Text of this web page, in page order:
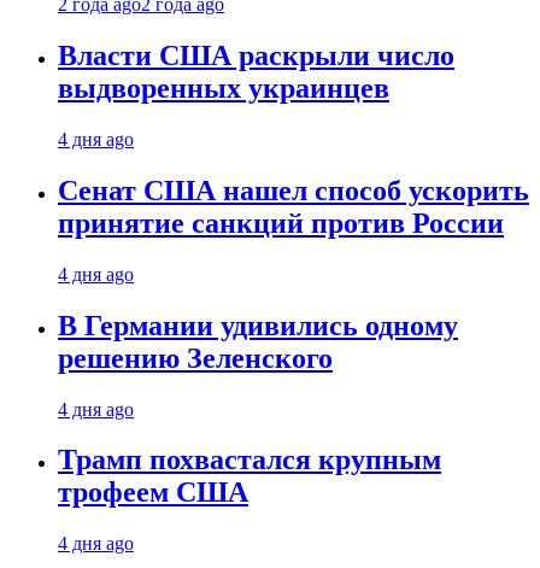
2 года ago2 года ago
Власти США раскрыли число
выдворенных украинцев
4 дня ago
Сенат США нашел способ ускорить
принятие санкций против России
4 дня ago
В Германии удивились одному
решению Зеленского
4 дня ago
Трамп похвастался крупным
трофеем США
4 дня ago